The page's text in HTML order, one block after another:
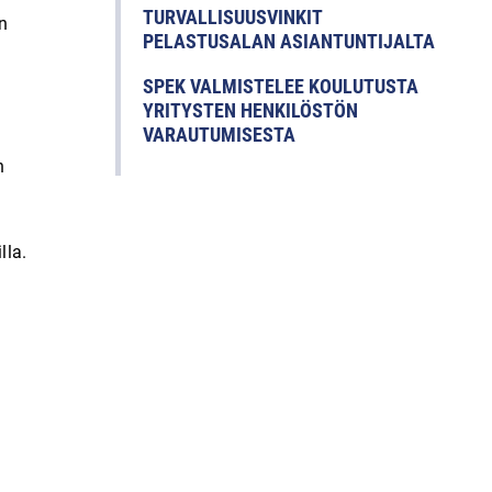
TURVALLISUUSVINKIT
PELASTUSALAN ASIANTUNTIJALTA
SPEK VALMISTELEE KOULUTUSTA
YRITYSTEN HENKILÖSTÖN
VARAUTUMISESTA